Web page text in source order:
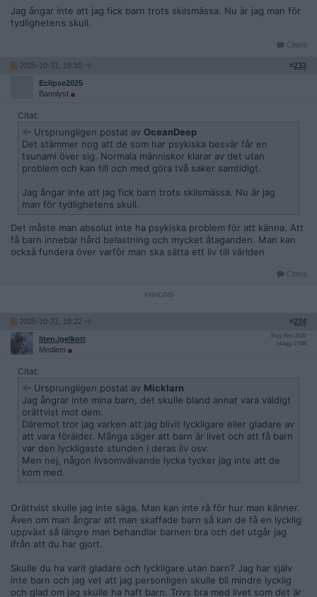
Jag ångar inte att jag fick barn trots skilsmässa. Nu är jag man för
tydlighetens skull.
Citera
2025-10-31, 19:10 #233
Eclipse2025
Bannlyst
Citat:
Ursprungligen postat av OceanDeep
Det stämmer nog att de som har psykiska besvär får en
tsunami över sig. Normala människor klarar av det utan
problem och kan till och med göra två saker samtidigt.
Jag ångar inte att jag fick barn trots skilsmässa. Nu är jag
man för tydlighetens skull.
Det måste man absolut inte ha psykiska problem för att känna. Att
få barn innebär hård belastning och mycket åtaganden. Man kan
också fundera över varför man ska sätta ett liv till världen
Citera
2025-10-31, 19:22 #234
liten.igelkott
Medlem
Reg: Nov 2020
Inlägg: 2 548
Citat:
Ursprungligen postat av Micklarn
Jag ångrar inte mina barn, det skulle bland annat vara väldigt
orättvist mot dem.
Däremot tror jag varken att jag blivit lyckligare eller gladare av
att vara förälder. Många säger att barn är livet och att få barn
var den lyckligaste stunden i deras liv osv.
Men nej, någon livsomvälvande lycka tycker jag inte att de
kom med.
Orättvist skulle jag inte säga. Man kan inte rå för hur man känner.
Även om man ångrar att man skaffade barn så kan de få en lycklig
uppväxt så längre man behandlar barnen bra och det utgår jag
ifrån att du har gjort.
Skulle du ha varit gladare och lyckligare utan barn? Jag har själv
inte barn och jag vet att jag personligen skulle bli mindre lycklig
och glad om jag skulle ha haft barn. Trivs bra med livet som det är